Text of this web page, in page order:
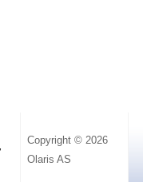
Copyright © 2026
Olaris AS